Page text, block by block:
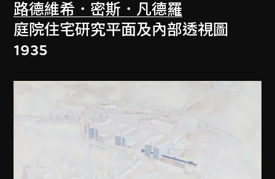
路德維希．密斯．凡德羅
庭院住宅研究平面及內部透視圖
1935